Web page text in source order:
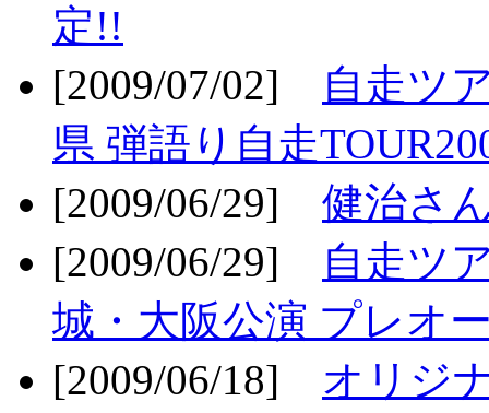
定!!
[2009/07/02]
自走ツ
県 弾語り自走
[2009/06/29] 健治さ
[2009/06/29]
自走ツ
城・大阪公演 プレオ
[2009/06/18] オリジ